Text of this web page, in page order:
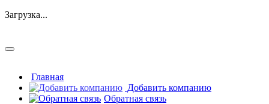
Загрузка...
Главная
Добавить компанию
Обратная связь